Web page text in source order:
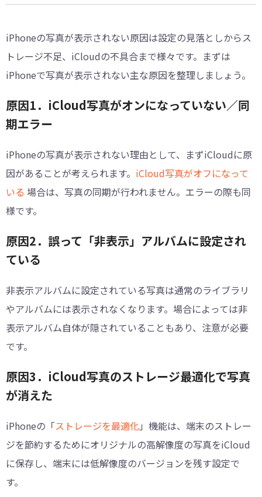
iPhoneの写真が表示されない原因は設定の見落としからス
トレージ不足、iCloudの不具合まで様々です。まずは
iPhoneで写真が表示されない主な原因を整理しましょう。
原因1．iCloud写真がオンになっていない／同
期エラー
iPhoneの写真が表示されない理由として、まずiCloudに原
因があることが考えられます。 iCloud写真がオフになって
いる 場合は、写真の同期が行われません。エラーの際も同
様です。
原因2．誤って「非表示」アルバムに設定され
ている
非表示アルバムに設定されている写真は通常のライブラリ
やアルバムには表示されなくなります。場合によっては非
表示アルバム自体が隠されていることもあり、注意が必要
です。
原因3．iCloud写真のストレージ最適化で写真
が消えた
iPhoneの「ストレージを最適化 」機能は、端末のストレー
ジを節約するためにオリジナルの高解像度の写真をiCloud
に保存し、端末には低解像度のバージョンを残す設定で
す。